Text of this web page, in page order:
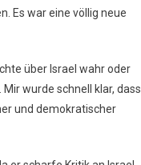
Es war eine völlig neue
über Israel wahr oder
wurde schnell klar, dass
und demokratischer